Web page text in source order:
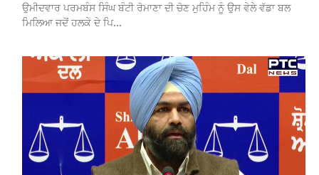
ਉਮੀਦਵਾਰ ਪਰਮਬੰਸ ਸਿੰਘ ਬੰਟੀ ਰੋਮਾਣਾ ਦੀ ਚੋਣ ਮੁਹਿੰਮ ਨੂੰ ਉਸ ਵੇਲੇ ਵੱਡਾ ਬਲ
ਮਿਲਿਆ ਜਦੋਂ ਹਲਕੇ ਦੇ ਪਿ...